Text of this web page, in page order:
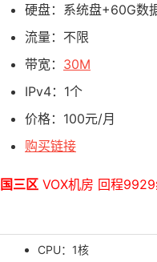
硬盘：系统盘+60G数
流量：不限
带宽： 30M
IPv4：1个
价格：100元/月
购买链接
三区VOX机房 回程9929
CPU：1核